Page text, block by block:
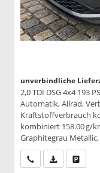
unverbindliche
2,0 TDI DSG 4x4 193
Automatik, Allrad,
Kraftstoffverbrauch
kombiniert 158.00 g/
Graphitegrau
Wir rufen Sie an
PDF-Datei,